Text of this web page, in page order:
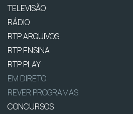
TELEVISÃO
RÁDIO
RTP ARQUIVOS
RTP ENSINA
RTP PLAY
EM DIRETO
REVER PROGRAMAS
CONCURSOS